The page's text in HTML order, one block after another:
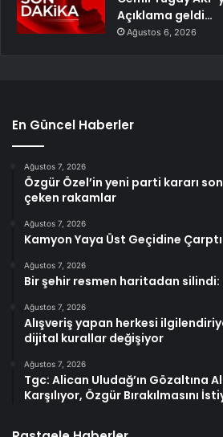
Açıklama geldi…
Ağustos 6, 2026
En Güncel Haberler
Ağustos 7, 2026
Özgür Özel’in yeni parti kararı
çeken rakamlar
Ağustos 7, 2026
Kamyon Yaya Üst Geçidine Çarptı
Ağustos 7, 2026
Bir şehir resmen haritadan
Ağustos 7, 2026
Alışveriş yapan herkesi
dijital kurallar değişiyor
Ağustos 7, 2026
Tgc: Alican Uludağ’ın Gözaltına
Karşılıyor, Özgür Bırakılmasını